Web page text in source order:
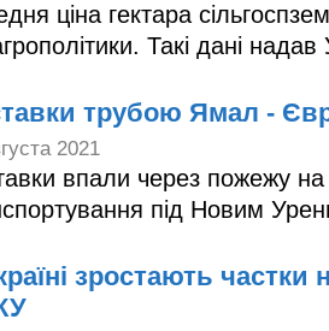
ціна гектара
Такі дані надав
трубою Ямал -
2021
впали через пожежу на
під Новим
зростають